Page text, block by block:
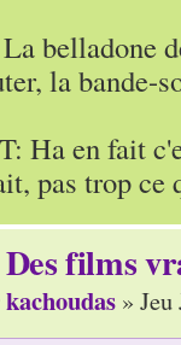
belladone
la bande-
Ha en fait
pas trop ce
films
kachoudas »